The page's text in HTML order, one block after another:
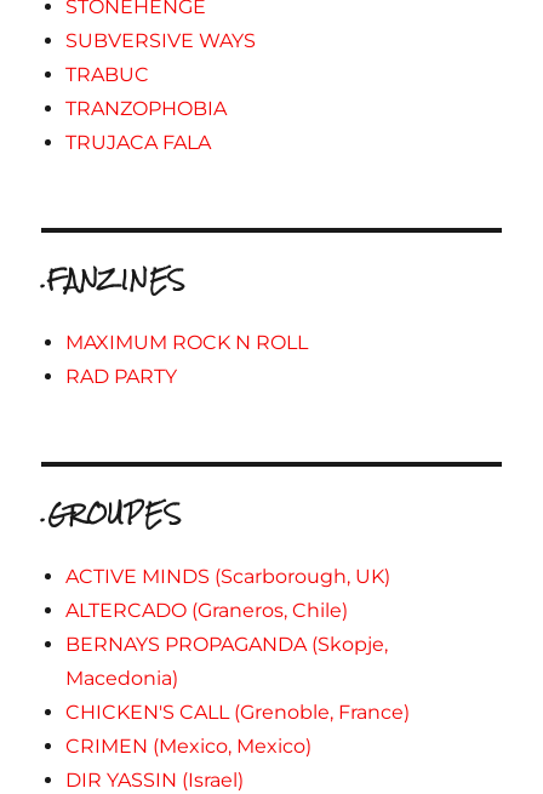
STONEHENGE
SUBVERSIVE WAYS
TRABUC
TRANZOPHOBIA
TRUJACA FALA
.FANZINES
MAXIMUM ROCK N ROLL
RAD PARTY
.GROUPES
ACTIVE MINDS (Scarborough, UK)
ALTERCADO (Graneros, Chile)
BERNAYS PROPAGANDA (Skopje,
Macedonia)
CHICKEN'S CALL (Grenoble, France)
CRIMEN (Mexico, Mexico)
DIR YASSIN (Israel)